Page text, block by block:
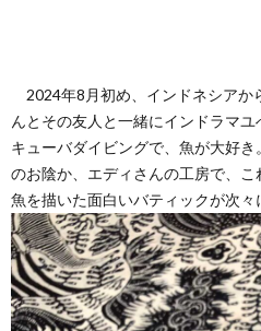
2024年8月初め、インドネシアか
んとその友人と一緒にインドラマ
キューバダイビングで、魚が大好き
のお陰か、エディさんの工房で、こ
魚を描いた面白いバティックが次々